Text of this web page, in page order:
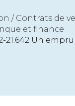
/ Contrats de
et finance
21.642 Un